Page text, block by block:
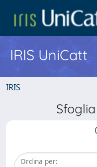
IRIS UniCatt
IRIS
Ordina per: